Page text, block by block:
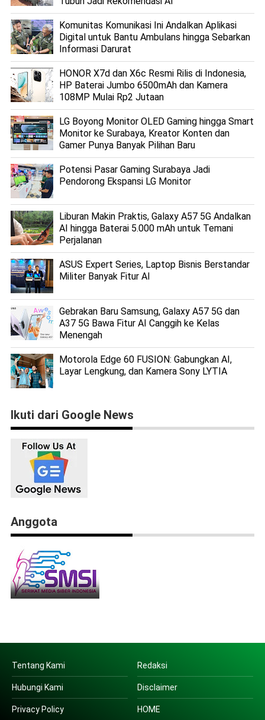
Komunitas Komunikasi Ini Andalkan Aplikasi
Digital untuk Bantu Ambulans hingga Sebarkan
Informasi Darurat
HONOR X7d dan X6c Resmi Rilis di Indonesia,
HP Baterai Jumbo 6500mAh dan Kamera
108MP Mulai Rp2 Jutaan
LG Boyong Monitor OLED Gaming hingga Smart
Monitor ke Surabaya, Kreator Konten dan
Gamer Punya Banyak Pilihan Baru
Potensi Pasar Gaming Surabaya Jadi
Pendorong Ekspansi LG Monitor
Liburan Makin Praktis, Galaxy A57 5G Andalkan
AI hingga Baterai 5.000 mAh untuk Temani
Perjalanan
ASUS Expert Series, Laptop Bisnis Berstandar
Militer Banyak Fitur AI
Gebrakan Baru Samsung, Galaxy A57 5G dan
A37 5G Bawa Fitur AI Canggih ke Kelas
Menengah
Motorola Edge 60 FUSION: Gabungkan AI,
Layar Lengkung, dan Kamera Sony LYTIA
Ikuti dari Google News
Anggota
Tentang Kami Redaksi
Hubungi Kami Disclaimer
Privacy Policy HOME